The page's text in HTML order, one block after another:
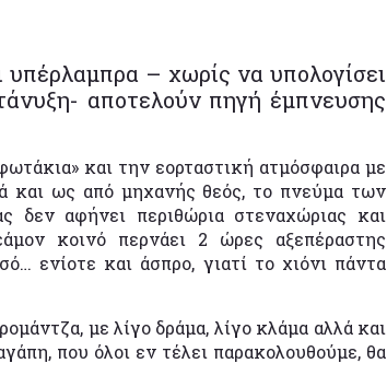
– χωρίς να υπολογίσει
αποτελούν πηγή έμπνευσης
και την εορταστική ατμόσφαιρα με
και ως από μηχανής θεός, το πνεύμα των
δεν αφήνει περιθώρια στεναχώριας και
κοινό περνάει 2 ώρες αξεπέραστης
ενίοτε και άσπρο, γιατί το χιόνι πάντα
με λίγο δράμα, λίγο κλάμα αλλά και
που όλοι εν τέλει παρακολουθούμε, θα